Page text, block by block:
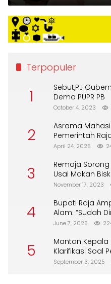
Terpopuler
1
Sebut,PJ
Demo PUPR PB
October 4, 2023
2
Asrama
Pemerintah
DPA
April 24, 2025
3
Remaja
November 17, 2023
4
Bupati Raja
Alam: “Sudah
Merusak
June 7, 2025
5
Mantan Kepala
Klarifikasi Soal
September 3, 2025